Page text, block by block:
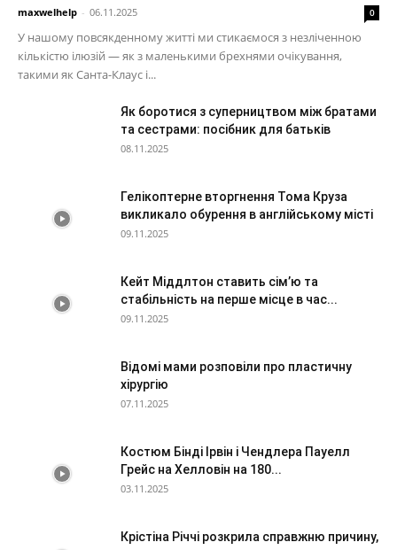
maxwelhelp - 06.11.2025 0
У нашому повсякденному житті ми стикаємося з незліченною
кількістю ілюзій — як з маленькими брехнями очікування,
такими як Санта-Клаус і...
Як боротися з суперництвом між братами
та сестрами: посібник для батьків
08.11.2025
Гелікоптерне вторгнення Тома Круза
викликало обурення в англійському місті
09.11.2025
Кейт Міддлтон ставить сім’ю та
стабільність на перше місце в час...
09.11.2025
Відомі мами розповіли про пластичну
хірургію
07.11.2025
Костюм Бінді Ірвін і Чендлера Пауелл
Грейс на Хелловін на 180...
03.11.2025
Крістіна Річчі розкрила справжню причину,